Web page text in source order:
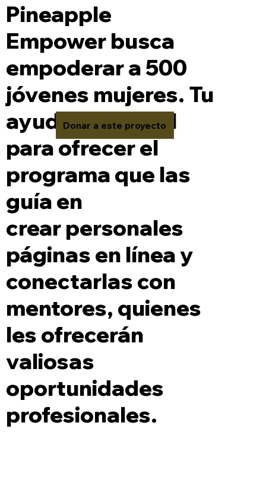
Pineapple
Empower busca
empoderar a 500
jóvenes mujeres. Tu
ayuda es crucial
para ofrecer el
programa que las
guía en
crear personales
páginas en línea y
conectarlas con
mentores, quienes
les ofrecerán
valiosas
oportunidades
profesionales.
Donar a este proyecto